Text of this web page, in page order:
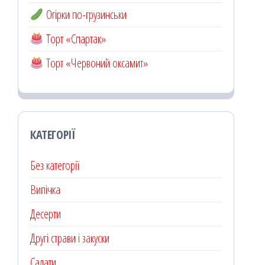
Огірки по-грузинськи
Торт «Спартак»
Торт «Червоний оксамит»
КАТЕГОРІЇ
Без категорії
Випічка
Десерти
Другі страви і закуски